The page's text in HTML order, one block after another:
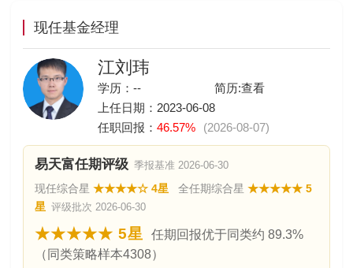
现任基金经理
江刘玮
学历：-- 简历:查看
上任日期：2023-06-08
任职回报：46.57% (2026-08-07)
易天富任期评级 季报基准 2026-06-30
现任综合星 ★★★★☆ 4星 全任期综合星 ★★★★★ 5
星 评级批次 2026-06-30
★★★★★ 5星
任期回报优于同类约 89.3%
（同类策略样本4308）